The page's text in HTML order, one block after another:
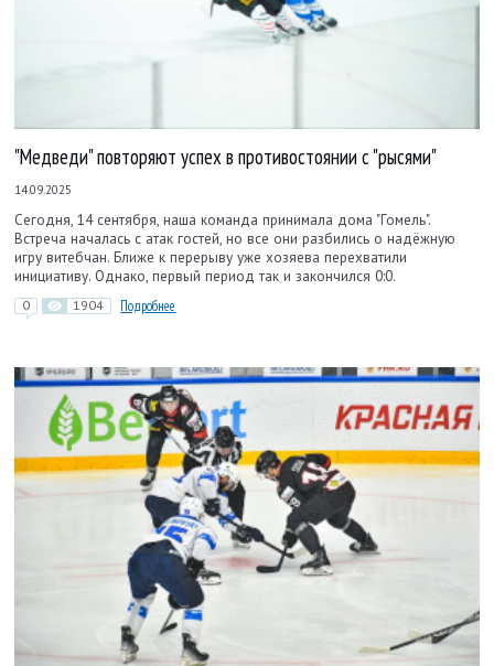
"Медведи" повторяют успех в противостоянии с "рысями"
14.09.2025
Сегодня, 14 сентября, наша команда принимала дома "Гомель".
Встреча началась с атак гостей, но все они разбились о надёжную
игру витебчан. Ближе к перерыву уже хозяева перехватили
инициативу. Однако, первый период так и закончился 0:0.
0 1904 Подробнее